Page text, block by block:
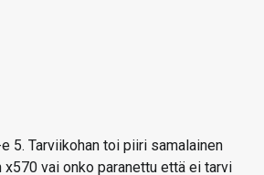
5. Tarviikohan toi piiri samalainen
x570 vai onko paranettu että ei tarvi